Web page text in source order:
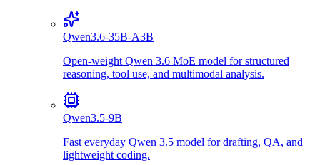
Qwen3.6-35B-A3B
Open-weight Qwen 3.6 MoE model for structured
reasoning, tool use, and multimodal analysis.
Qwen3.5-9B
Fast everyday Qwen 3.5 model for drafting, QA, and
lightweight coding.